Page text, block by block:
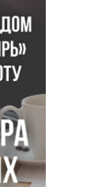
лимита